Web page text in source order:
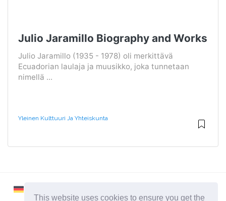
This website uses cookies to ensure you get the
Julio Jaramillo Biography and Works
Julio Jaramillo (1935 - 1978) oli merkittävä
Ecuadorian laulaja ja muusikko, joka tunnetaan
nimellä ...
Yleinen Kulttuuri Ja Yhteiskunta